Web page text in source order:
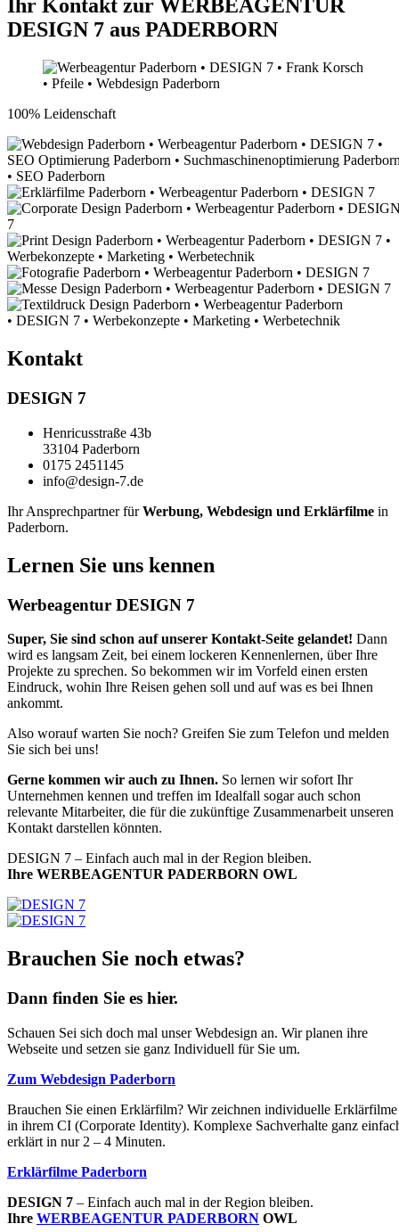
Ihr Kontakt zur WERBEAGENTUR
DESIGN 7 aus PADERBORN
100% Leidenschaft
Kontakt
DESIGN 7
Henricusstraße 43b
33104 Paderborn
0175 2451145
info@design-7.de
Ihr Ansprechpartner fürWerbung, Webdesign und Erklärfilme in
Paderborn.
Lernen Sie uns kennen
Werbeagentur DESIGN 7
Super, Sie sind schon auf unserer Kontakt-Seite gelandet! Dann
wird es langsam Zeit, bei einem lockeren Kennenlernen, über Ihre
Projekte zu sprechen. So bekommen wir im Vorfeld einen ersten
Eindruck, wohin Ihre Reisen gehen soll und auf was es bei Ihnen
ankommt.
Also worauf warten Sie noch? Greifen Sie zum Telefon und melden
Sie sich bei uns!
Gerne kommen wir auch zu Ihnen. So lernen wir sofort Ihr
Unternehmen kennen und treffen im Idealfall sogar auch schon
relevante Mitarbeiter, die für die zukünftige Zusammenarbeit unseren
Kontakt darstellen könnten.
DESIGN 7 – Einfach auch mal in der Region bleiben.
Ihre WERBEAGENTUR PADERBORN OWL
Brauchen Sie noch etwas?
Dann finden Sie es hier.
Schauen Sei sich doch mal unser Webdesign an. Wir planen ihre
Webseite und setzen sie ganz Individuell für Sie um.
Zum Webdesign Paderborn
Brauchen Sie einen Erklärfilm? Wir zeichnen individuelle Erklärfilme
in ihrem CI (Corporate Identity). Komplexe Sachverhalte ganz
erklärt in nur 2 – 4 Minuten.
Erklärfilme Paderborn
DESIGN 7 – Einfach auch mal in der Region bleiben.
Ihre WERBEAGENTUR PADERBORN OWL